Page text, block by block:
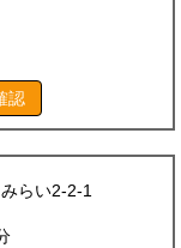
認
らい2-2-1